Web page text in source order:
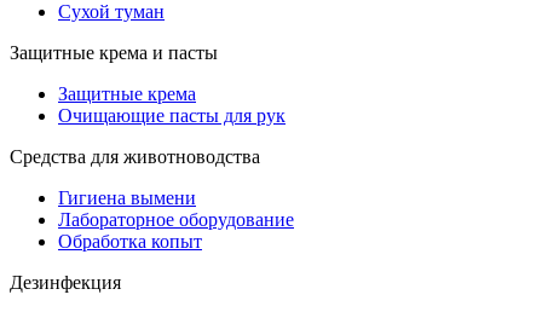
Сухой туман
Защитные крема и пасты
Защитные крема
Очищающие пасты для рук
Средства для животноводства
Гигиена вымени
Лабораторное оборудование
Обработка копыт
Дезинфекция